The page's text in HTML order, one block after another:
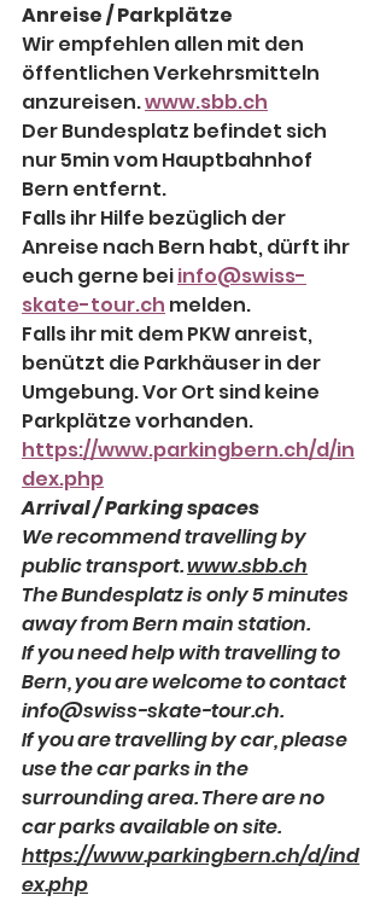
Anreise / Parkplätze
Wir empfehlen allen mit den
öffentlichen Verkehrsmitteln
anzureisen. www.sbb.ch
Der Bundesplatz befindet sich
nur 5min vom Hauptbahnhof
Bern entfernt.
Falls ihr Hilfe bezüglich der
Anreise nach Bern habt, dürft ihr
euch gerne bei info@swiss-
skate-tour.ch melden.
Falls ihr mit dem PKW anreist,
benützt die Parkhäuser in der
Umgebung. Vor Ort sind keine
Parkplätze vorhanden.
https://www.parkingbern.ch/d/in
dex.php
Arrival / Parking spaces
We recommend travelling by
public transport. www.sbb.ch
The Bundesplatz is only 5 minutes
away from Bern main station.
If you need help with travelling to
Bern, you are welcome to contact
info@swiss-skate-tour.ch.
If you are travelling by car, please
use the car parks in the
surrounding area. There are no
car parks available on site.
https://www.parkingbern.ch/d/ind
ex.php